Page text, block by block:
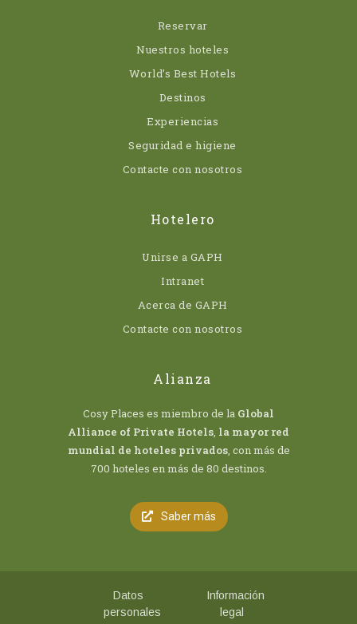
Reservar
Nuestros hoteles
World’s Best Hotels
Destinos
Experiencias
Seguridad e higiene
Contacte con nosotros
Hotelero
Unirse a GAPH
Intranet
Acerca de GAPH
Contacte con nosotros
Alianza
Cosy Places es miembro de la Global
Alliance of Private Hotels la mayor red
mundial de hoteles privados, con más de
700 hoteles en más de 80 destinos.
Saber más
Datos
personales
Información
legal